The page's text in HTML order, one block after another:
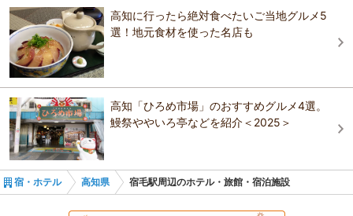
なごみ宿 安住庵
四万十源流癒しの里【郷麓温泉】
中村第一ホテル 駅前徒歩１分（ＢＢＨホテルグル
ープ)
ホテルサンリバー四万十
なごみ宿 安住庵
高知に行ったら絶対食べたいご当地グルメ5
選！地元食材を使った名店も
高知「ひろめ市場」のおすすめグルメ4選。
鰻祭ややいろ亭などを紹介＜2025＞
宿・ホテル 高知県 宿毛駅周辺のホテル・旅館・宿泊施設